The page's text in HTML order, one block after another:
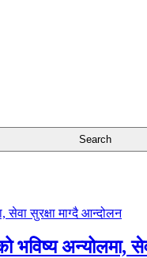
भविष्य अन्योलमा,